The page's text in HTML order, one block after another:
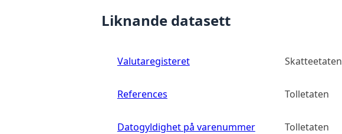
Liknande datasett
Valutaregisteret Skatteetaten
References Tolletaten
Datogyldighet på varenummer Tolletaten